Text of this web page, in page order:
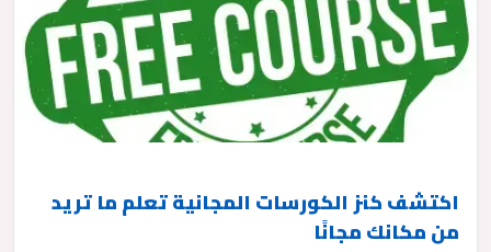
اكتشف كنز الكورسات المجانية تعلم ما تريد
من مكانك مجانًا